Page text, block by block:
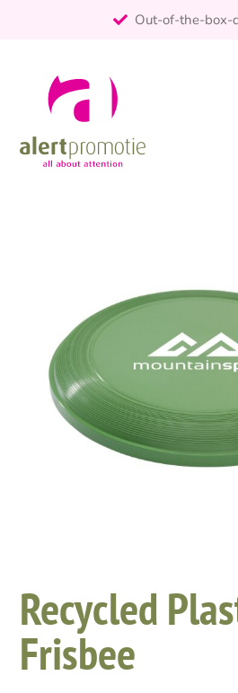
Out-of-the-box-
Recycled
Frisbee